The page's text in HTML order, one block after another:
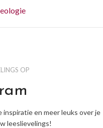
OP
inspiratie en meer leuks over je
leeslievelings!